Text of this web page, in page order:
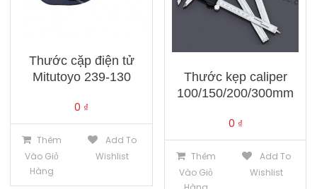
Thước cặp điện tử
Mitutoyo 239-130
0 ₫
Thêm
Vào Giỏ
Hàng
Add To
Wishlist
Thước kẹp caliper
100/150/200/300mm
0 ₫
Thêm
Vào Giỏ
Add To
Wishlist